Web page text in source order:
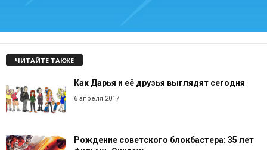
ЧИТАЙТЕ ТАКЖЕ
Как Дарья и её друзья выглядят сегодня
6 апреля 2017
Рождение советского блокбастера: 35 лет